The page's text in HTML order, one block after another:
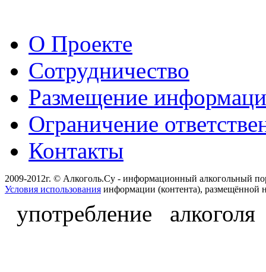
О Проекте
Сотрудничество
Размещение
Ограничение
Контакты
2009-2012г. © Алкоголь.Су - информационный алкогольный
Условия использования информации (контента), размещённой
употребление